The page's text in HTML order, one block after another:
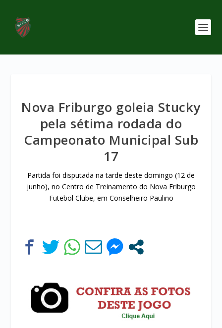
Nova Friburgo goleia Stucky
pela sétima rodada do
Campeonato Municipal Sub
17
Partida foi disputada na tarde deste domingo (12 de
junho), no Centro de Treinamento do Nova Friburgo
Futebol Clube, em Conselheiro Paulino